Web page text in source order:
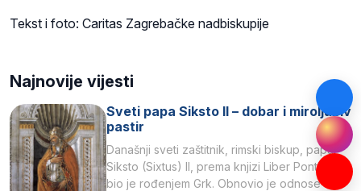
Tekst i foto: Caritas Zagrebačke nadbiskupije
Najnovije vijesti
Sveti papa Siksto II – dobar i miroljubiv
pastir
Današnji sveti zaštitnik, rimski biskup, papa
Siksto (Sixtus) II, prema knjizi Liber Pontificalis
bio je rođenjem Grk. Obnovio je odnose s